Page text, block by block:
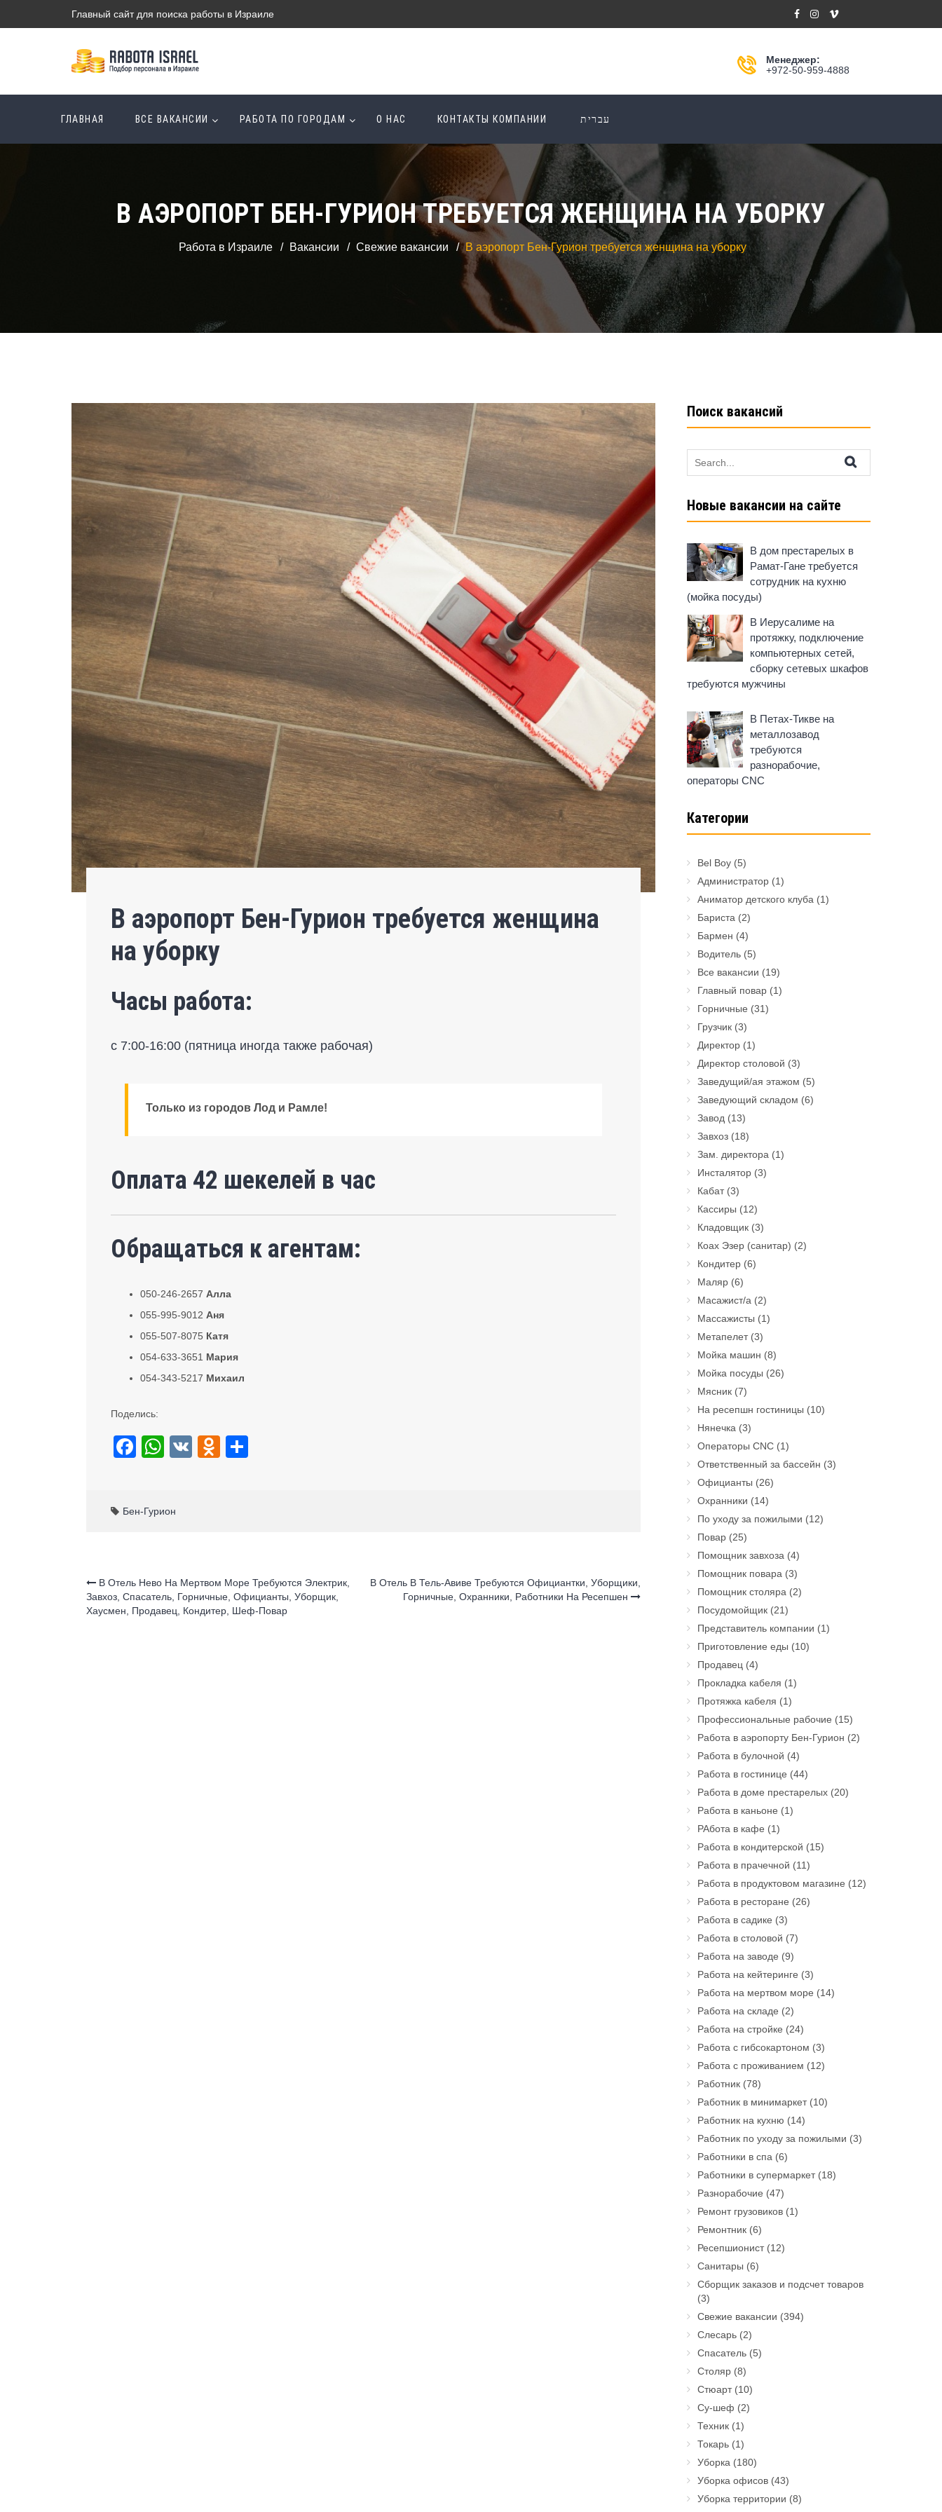
Главный сайт для поиска работы в Израиле
Менеджер:
+972-50-959-4888
ГЛАВНАЯ ВСЕ ВАКАНСИИ РАБОТА ПО ГОРОДАМ О НАС КОНТАКТЫ КОМПАНИИ עברית
В АЭРОПОРТ БЕН-ГУРИОН ТРЕБУЕТСЯ ЖЕНЩИНА НА УБОРКУ
Работа в Израиле Вакансии Свежие вакансии В аэропорт Бен-Гурион требуется женщина на уборку
В аэропорт Бен-Гурион требуется женщина
на уборку
Часы работа:
с 7:00-16:00 (пятница иногда также рабочая)
Только из городов Лод и Рамле!
Оплата 42 шекелей в час
Обращаться к агентам:
050-246-2657 Алла
055-995-9012 Аня
055-507-8075 Катя
054-633-3651 Мария
054-343-5217 Михаил
Поделись:
F
e
o
k
W
s
p
V
O
ss
ni
Бен-Гурион
В Отель Нево На Мертвом Море Требуются Электрик,
Завхоз, Спасатель, Горничные, Официанты, Уборщик,
Хаусмен, Продавец, Кондитер, Шеф-Повар
В Отель В Тель-Авиве Требуются Официантки, Уборщики,
Горничные, Охранники, Работники На Ресепшен
Поиск вакансий
for:
Новые вакансии на сайте
В дом престарелых в
Рамат-Гане требуется
сотрудник на кухню
(мойка посуды)
В Иерусалиме на
протяжку, подключение
компьютерных сетей,
сборку сетевых шкафов
требуются мужчины
В Петах-Тикве на
металлозавод
требуются
разнорабочие,
операторы CNC
Категории
Bel Boy(5)
Администратор(1)
Аниматор детского клуба (1)
Бариста (2)
Бармен (4)
Водитель(5)
Все вакансии (19)
Главный повар(1)
Горничные (31)
Грузчик(3)
Директор(1)
Директор столовой (3)
Заведущий/ая этажом (5)
Заведующий складом (6)
Завод (13)
Завхоз(18)
Зам. директора (1)
Инсталятор(3)
Кабат(3)
Кассиры (12)
Кладовщик(3)
Коах Эзер (санитар) (2)
Кондитер(6)
Маляр(6)
Масажист/а (2)
Массажисты (1)
Метапелет(3)
Мойка машин (8)
Мойка посуды (26)
Мясник(7)
На ресепшн гостиницы (10)
Нянечка (3)
Операторы CNC(1)
Ответственный за бассейн (3)
Официанты (26)
Охранники (14)
По уходу за пожилыми (12)
Повар(25)
Помощник завхоза (4)
Помощник повара (3)
Помощник столяра (2)
Посудомойщик(21)
Представитель компании (1)
Приготовление еды (10)
Продавец (4)
Прокладка кабеля (1)
Протяжка кабеля (1)
Профессиональные рабочие (15)
Работа в аэропорту Бен-Гурион (2)
Работа в булочной (4)
Работа в гостинице (44)
Работа в доме престарелых(20)
Работа в каньоне (1)
РАбота в кафе (1)
Работа в кондитерской (15)
Работа в прачечной (11)
Работа в продуктовом магазине (12)
Работа в ресторане (26)
Работа в садике (3)
Работа в столовой (7)
Работа на заводе (9)
Работа на кейтеринге (3)
Работа на мертвом море (14)
Работа на складе (2)
Работа на стройке (24)
Работа с гибсокартоном (3)
Работа с проживанием (12)
Работник(78)
Работник в минимаркет(10)
Работник на кухню (14)
Работник по уходу за пожилыми (3)
Работники в спа (6)
Работники в супермаркет(18)
Разнорабочие (47)
Ремонт грузовиков(1)
Ремонтник(6)
Ресепшионист(12)
Санитары (6)
Сборщик заказов и подсчет товаров
(3)
Свежие вакансии (394)
Слесарь(2)
Спасатель(5)
Столяр(8)
Стюарт(10)
Су-шеф (2)
Техник(1)
Токарь(1)
Уборка (180)
Уборка офисов(43)
Уборка территории (8)